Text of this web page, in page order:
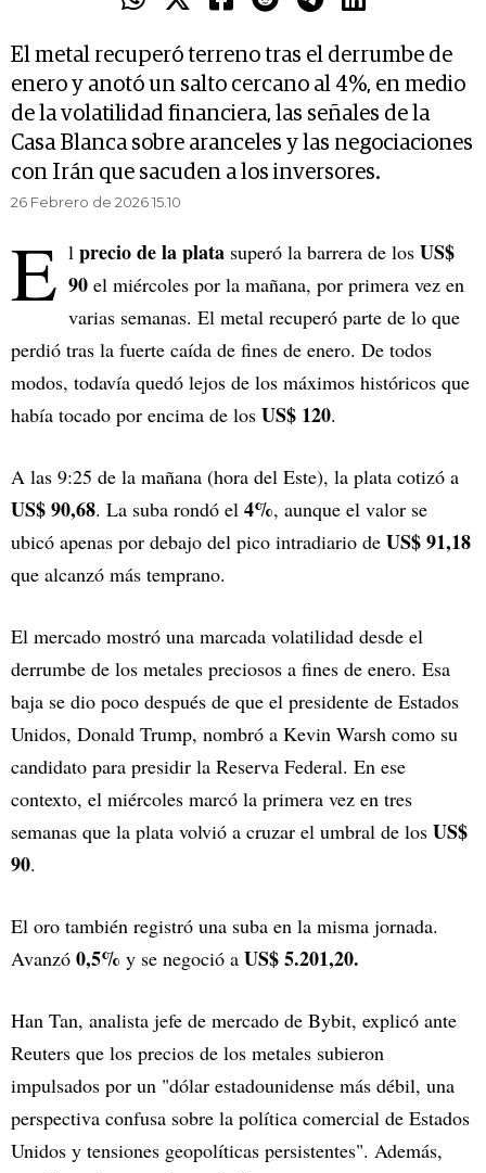
El metal recuperó terreno tras el derrumbe de
enero y anotó un salto cercano al 4%, en medio
de la volatilidad financiera, las señales de la
Casa Blanca sobre aranceles y las negociaciones
con Irán que sacuden a los inversores.
26 Febrero de 2026 15.10
E l precio de la plata superó la barrera de los US$
90 el miércoles por la mañana, por primera vez en
varias semanas. El metal recuperó parte de lo que
perdió tras la fuerte caída de fines de enero. De todos
modos, todavía quedó lejos de los máximos históricos que
había tocado por encima de los US$ 120.
A las 9:25 de la mañana (hora del Este), la plata cotizó a
US$ 90,68. La suba rondó el 4%, aunque el valor se
ubicó apenas por debajo del pico intradiario de US$ 91,18
que alcanzó más temprano.
El mercado mostró una marcada volatilidad desde el
derrumbe de los metales preciosos a fines de enero. Esa
baja se dio poco después de que el presidente de Estados
Unidos, Donald Trump, nombró a Kevin Warsh como su
candidato para presidir la Reserva Federal. En ese
contexto, el miércoles marcó la primera vez en tres
semanas que la plata volvió a cruzar el umbral de los US$
90.
El oro también registró una suba en la misma jornada.
Avanzó 0,5% y se negoció a US$ 5.201,20.
Han Tan, analista jefe de mercado de Bybit, explicó ante
Reuters que los precios de los metales subieron
impulsados por un "dólar estadounidense más débil, una
perspectiva confusa sobre la política comercial de Estados
Unidos y tensiones geopolíticas persistentes". Además,